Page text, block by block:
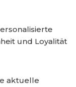
und Loyalität
aktuelle